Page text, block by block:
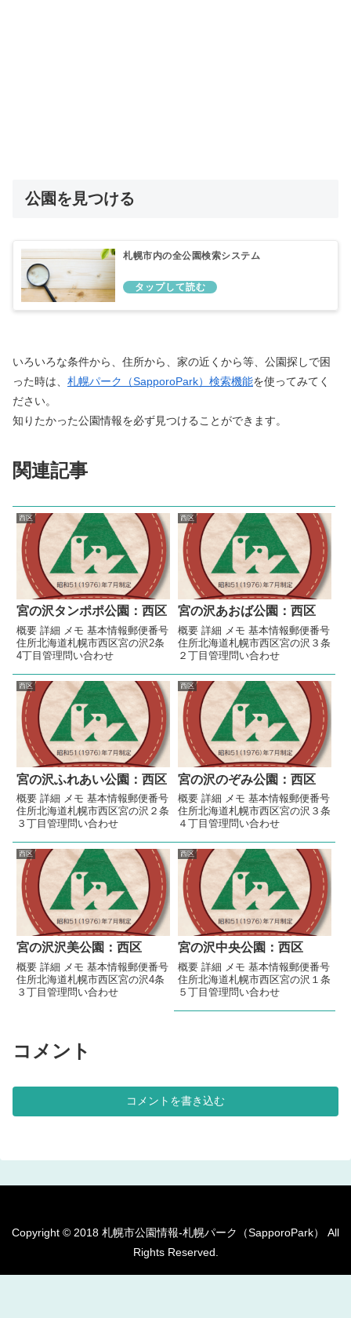
公園を見つける
札幌市内の全公園検索システム
いろいろな条件から、住所から、家の近くから等、公園探しで困
った時は、 札幌パーク（SapporoPark）検索機能を使ってみてく
ださい。
知りたかった公園情報を必ず見つけることができます。
関連記事
西区
宮の沢タンポポ公園：西区
概要 詳細 メモ 基本情報郵便番号
住所北海道札幌市西区宮の沢2条
4丁目管理問い合わせ
西区
宮の沢あおば公園：西区
概要 詳細 メモ 基本情報郵便番号
住所北海道札幌市西区宮の沢３条
２丁目管理問い合わせ
西区
宮の沢ふれあい公園：西区
概要 詳細 メモ 基本情報郵便番号
住所北海道札幌市西区宮の沢２条
３丁目管理問い合わせ
西区
宮の沢のぞみ公園：西区
概要 詳細 メモ 基本情報郵便番号
住所北海道札幌市西区宮の沢３条
４丁目管理問い合わせ
西区
宮の沢沢美公園：西区
概要 詳細 メモ 基本情報郵便番号
住所北海道札幌市西区宮の沢4条
３丁目管理問い合わせ
西区
宮の沢中央公園：西区
概要 詳細 メモ 基本情報郵便番号
住所北海道札幌市西区宮の沢１条
５丁目管理問い合わせ
コメント
コメントを書き込む
Copyright © 2018 札幌市公園情報-札幌パーク（SapporoPark） All
Rights Reserved.